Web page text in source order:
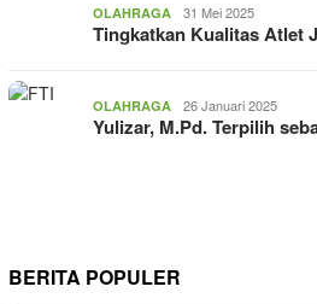
OLAHRAGA 31 Mei 2025
Tingkatkan Kualitas Atlet
OLAHRAGA 26 Januari 2025
Yulizar, M.Pd. Terpilih
BERITA POPULER